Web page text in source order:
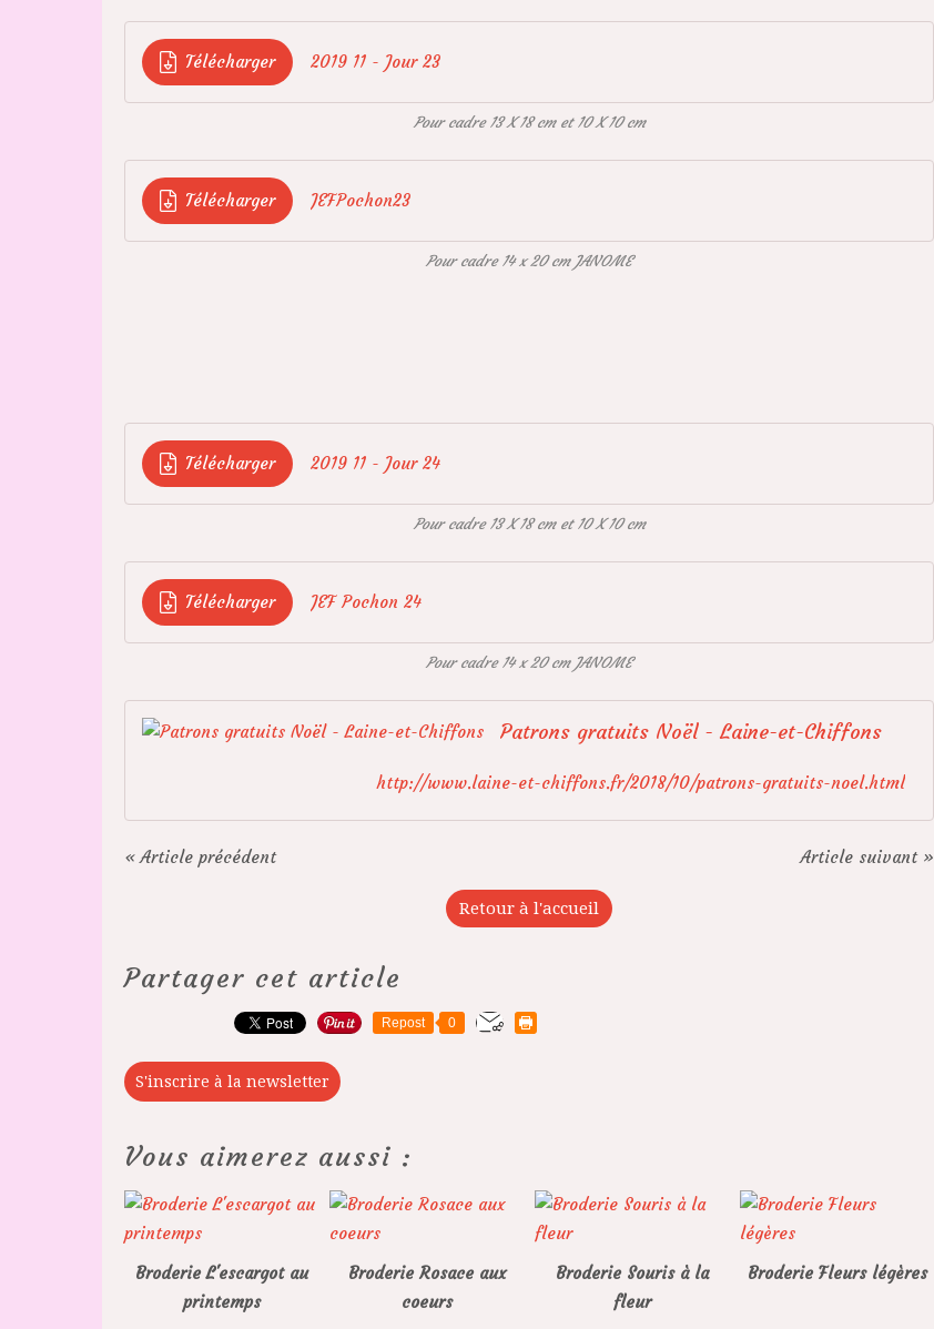
Télécharger 2019 11 - Jour 23
Pour cadre 13 X 18 cm et 10 X 10 cm
Télécharger JEFPochon23
Pour cadre 14 x 20 cm JANOME
Télécharger 2019 11 - Jour 24
Pour cadre 13 X 18 cm et 10 X 10 cm
Télécharger JEF Pochon 24
Pour cadre 14 x 20 cm JANOME
Patrons gratuits Noël - Laine-et-Chiffons
http://www.laine-et-chiffons.fr/2018/10/patrons-gratuits-noel.html
« Article précédent Article suivant »
Retour à l'accueil
Partager cet article
Repost 0
S'inscrire à la newsletter
Vous aimerez aussi :
Broderie L'escargot au
printemps
Broderie Rosace aux
coeurs
Broderie Souris à la
fleur
Broderie Fleurs légères